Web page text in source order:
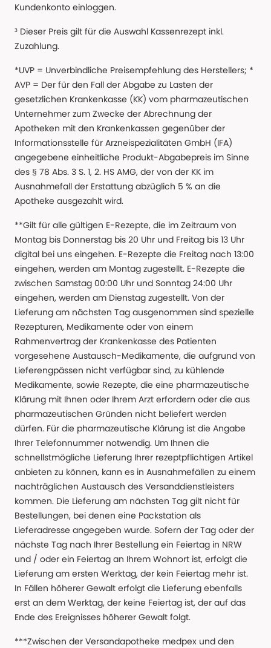
Kundenkonto einloggen.
³ Dieser Preis gilt für die Auswahl Kassenrezept inkl.
Zuzahlung.
*UVP = Unverbindliche Preisempfehlung des Herstellers; *
AVP = Der für den Fall der Abgabe zu Lasten der
gesetzlichen Krankenkasse (KK) vom pharmazeutischen
Unternehmer zum Zwecke der Abrechnung der
Apotheken mit den Krankenkassen gegenüber der
Informationsstelle für Arzneispezialitäten GmbH (IFA)
angegebene einheitliche Produkt-Abgabepreis im Sinne
des § 78 Abs. 3 S. 1, 2. HS AMG, der von der KK im
Ausnahmefall der Erstattung abzüglich 5 % an die
Apotheke ausgezahlt wird.
**Gilt für alle gültigen E-Rezepte, die im Zeitraum von
Montag bis Donnerstag bis 20 Uhr und Freitag bis 13 Uhr
digital bei uns eingehen. E-Rezepte die Freitag nach 13:00
eingehen, werden am Montag zugestellt. E-Rezepte die
zwischen Samstag 00:00 Uhr und Sonntag 24:00 Uhr
eingehen, werden am Dienstag zugestellt. Von der
Lieferung am nächsten Tag ausgenommen sind spezielle
Rezepturen, Medikamente oder von einem
Rahmenvertrag der Krankenkasse des Patienten
vorgesehene Austausch-Medikamente, die aufgrund von
Lieferengpässen nicht verfügbar sind, zu kühlende
Medikamente, sowie Rezepte, die eine pharmazeutische
Klärung mit Ihnen oder Ihrem Arzt erfordern oder die aus
pharmazeutischen Gründen nicht beliefert werden
dürfen. Für die pharmazeutische Klärung ist die Angabe
Ihrer Telefonnummer notwendig. Um Ihnen die
schnellstmögliche Lieferung Ihrer rezeptpflichtigen Artikel
anbieten zu können, kann es in Ausnahmefällen zu einem
nachträglichen Austausch des Versanddienstleisters
kommen. Die Lieferung am nächsten Tag gilt nicht für
Bestellungen, bei denen eine Packstation als
Lieferadresse angegeben wurde. Sofern der Tag oder der
nächste Tag nach Ihrer Bestellung ein Feiertag in NRW
und / oder ein Feiertag an Ihrem Wohnort ist, erfolgt die
Lieferung am ersten Werktag, der kein Feiertag mehr ist.
In Fällen höherer Gewalt erfolgt die Lieferung ebenfalls
erst an dem Werktag, der keine Feiertag ist, der auf das
Ende des Ereignisses höherer Gewalt folgt.
***Zwischen der Versandapotheke medpex und den